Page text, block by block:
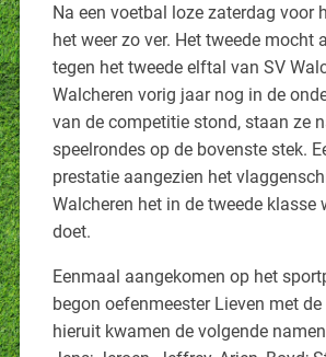
Na een voetbal loze zaterdag voor
het weer zo ver. Het tweede mocht
tegen het tweede elftal van SV
Walcheren vorig jaar nog in de
van de competitie stond, staan ze
speelrondes op de bovenste stek.
prestatie aangezien het
Walcheren het in de tweede klasse
doet.
Eenmaal aangekomen op het
begon oefenmeester Lieven met
hieruit kwamen de volgende